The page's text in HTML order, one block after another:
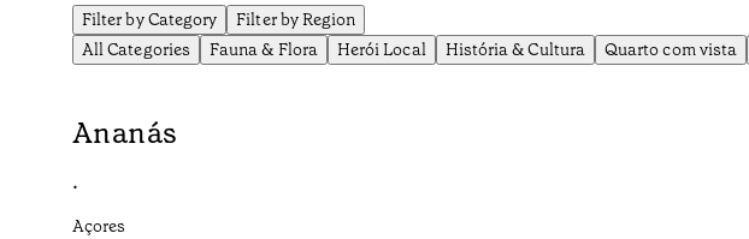
Filter by Category
Filter by Region
All Categories
Fauna & Flora Herói Local História & Cultura Quarto com vista
Ananás
•
Açores